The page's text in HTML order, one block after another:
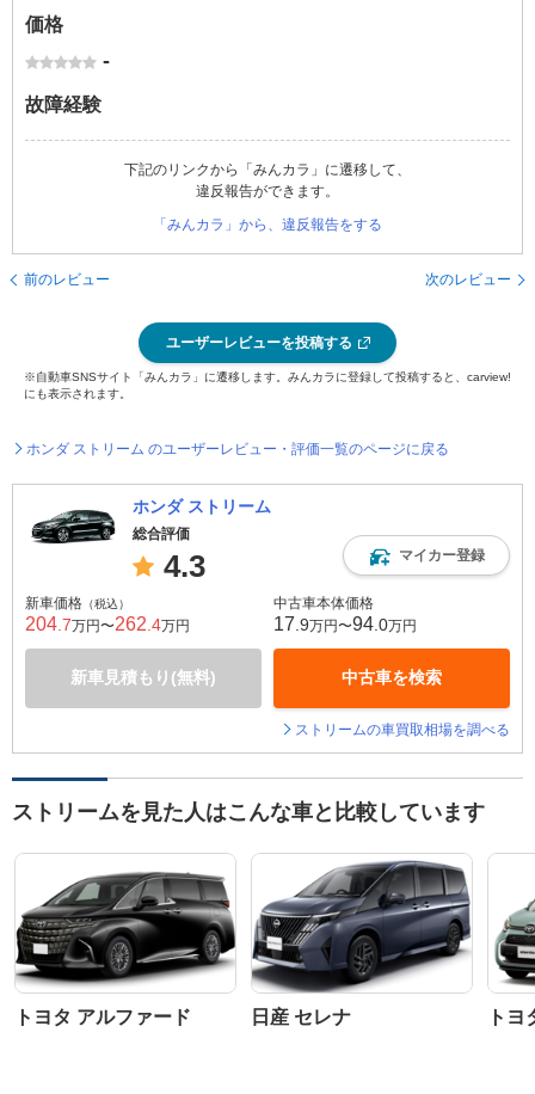
価格
-
故障経験
下記のリンクから「みんカラ」に遷移して、
違反報告ができます。
「みんカラ」から、違反報告をする
前のレビュー 次のレビュー
ユーザーレビューを投稿する
※自動車SNSサイト「みんカラ」に遷移します。みんカラに登録して投稿すると、carview!
にも表示されます。
ホンダ ストリーム のユーザーレビュー・評価一覧のページに戻る
ホンダ ストリーム
総合評価
4.3 マイカー登録
新車価格 （税込）
204 .7万円〜262 .4万円
新車見積もり(無料)
中古車本体価格
17 .9万円〜94 .0万円
中古車を検索
ストリームの車買取相場を調べる
ストリームを見た人はこんな車と比較しています
トヨタ アルファード 日産 セレナ ト